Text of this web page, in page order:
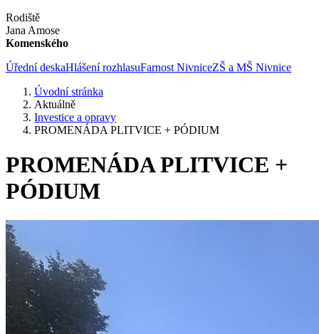
Rodiště
Jana Amose
Komenského
Úřední deskaHlášení rozhlasuFarnost NivniceZŠ a MŠ Nivnice
Úvodní stránka
Aktuálně
Investice a opravy
PROMENÁDA PLITVICE + PÓDIUM
PROMENÁDA PLITVICE +
PÓDIUM